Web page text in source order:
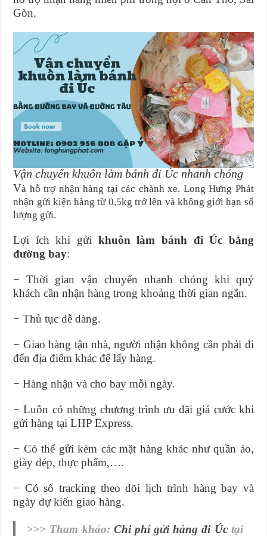
Gòn.
Vận chuyển khuôn làm bánh đi Úc nhanh chóng
Và hỗ trợ nhận hàng tại các chành xe. Long Hưng Phát
nhận gửi kiện hàng từ 0,5kg trở lên và không giới hạn số
lượng gửi.
Lợi ích khi gửi khuôn làm bánh đi Úc bằng
đường bay:
− Thời gian vận chuyển nhanh chóng khi quý
khách cần nhận hàng trong khoảng thời gian ngắn.
− Thủ tục dễ dàng.
− Giao hàng tận nhà, người nhận không cần phải đi
đến địa điểm khác để lấy hàng.
− Hàng nhận và cho bay mỗi ngày.
− Luôn có những chương trình ưu đãi giá cước khi
gửi hàng tại LHP Express.
− Có thể gửi kèm các mặt hàng khác như quần áo,
giày dép, thực phẩm,….
− Có số tracking theo dõi lịch trình hàng bay và
ngày dự kiến giao hàng.
>>> Tham khảo: Chi phí gửi hàng đi Úctại